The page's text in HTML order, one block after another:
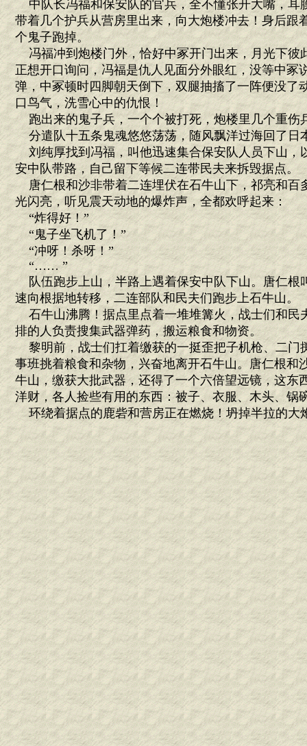
中队长冯福和保安队的官兵，全不懂张开大嘴，耳
带着几个护兵从营房里出来，向大炮楼冲去！身后跟
个鬼子跑掉。
冯福冲到炮楼门外，恰好中冢开门出来，月光下彼
正想开口询问，冯福是仇人见面分外眼红，没等中冢
弹，中冢顿时四脚朝天倒下，双腿抽搐了一阵便没了
口鸟气，洗雪心中的仇恨！
跑出来的鬼子兵，一个个被打死，炮楼里几个重伤
分遣队十五条鬼魂悠悠荡荡，随风飘洋过海回了日
刘纯厚找到冯福，叫他迅速集合保安队人员下山，
安中队带路，自己留下等候二连带民夫来拆毁据点。
唐仁根和沙非带着二连埋伏在石牛山下，祁亮和百
光闪亮，听见震天动地的爆炸声，全都欢呼起来：
“炸得好！”
“鬼子坐飞机了！”
“冲呀！杀呀！”
“…… ”
队伍跑步上山，半路上遇着保安中队下山。唐仁根
速向根据地转移，二连部队和民夫们跑步上石牛山。
石牛山沸腾！据点里点着一堆堆篝火，战士们和民
排的人负责搜集武器弹药，搬运粮食和物资。
黎明前，战士们扛着缴获的一挺歪把子机枪、二门
事班挑着粮食和杂物，兴奋地离开石牛山。唐仁根和
牛山，缴获大批武器，还得了一个六倍望远镜，这东
洋财，各人捡些有用的东西：被子、衣服、木头、
环绕着据点的鹿砦和营房正在燃烧！坍掉半拉的大